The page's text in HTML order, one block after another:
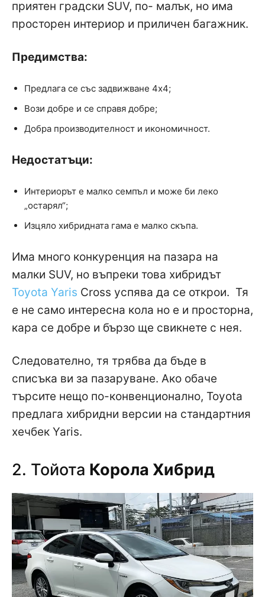
приятен градски SUV, по- малък, но има
просторен интериор и приличен багажник.
Предимства:
Предлага се със задвижване 4х4;
Вози добре и се справя добре;
Добра производителност и икономичност.
Недостатъци:
Интериорът е малко семпъл и може би леко
„остарял“;
Изцяло хибридната гама е малко скъпа.
Има много конкуренция на пазара на
малки SUV, но въпреки това хибридът
Toyota Yaris Cross успява да се открои. Тя
е не само интересна кола но е и просторна,
кара се добре и бързо ще свикнете с нея.
Следователно, тя трябва да бъде в
списъка ви за пазаруване. Ако обаче
търсите нещо по-конвенционално, Toyota
предлага хибридни версии на стандартния
хечбек Yaris.
2. Тойота Корола Хибрид